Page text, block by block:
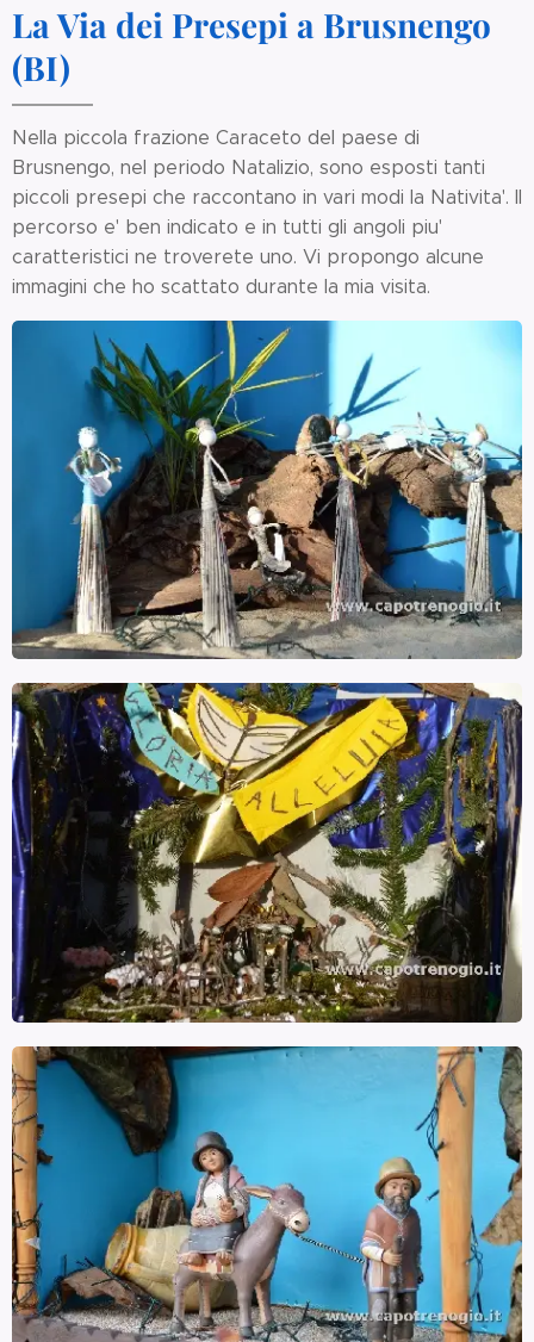
La Via dei Presepi a Brusnengo
(BI)
Nella piccola frazione Caraceto del paese di
Brusnengo, nel periodo Natalizio, sono esposti tanti
piccoli presepi che raccontano in vari modi la Nativita'. Il
percorso e' ben indicato e in tutti gli angoli piu'
caratteristici ne troverete uno. Vi propongo alcune
immagini che ho scattato durante la mia visita.